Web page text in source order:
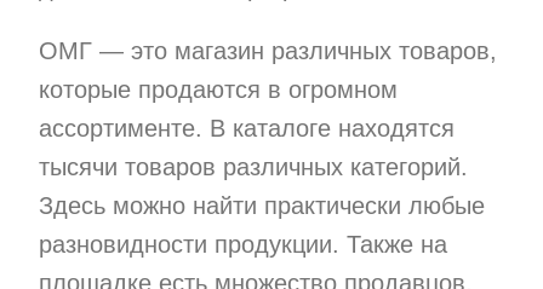
ОМГ — это магазин различных товаров,
которые продаются в огромном
ассортименте. В каталоге находятся
тысячи товаров различных категорий.
Здесь можно найти практически любые
разновидности продукции. Также на
площадке есть множество продавцов,